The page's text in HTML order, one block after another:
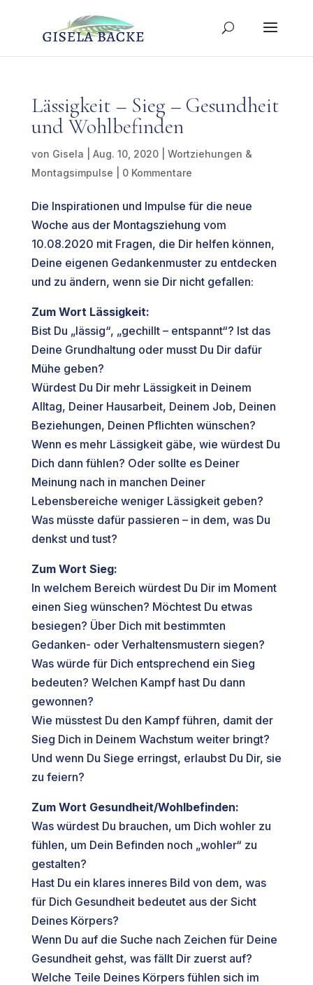
Lässigkeit – Sieg – Gesundheit
und Wohlbefinden
von Gisela Aug. 10, 2020| Wortziehungen &
Montagsimpulse
0 Kommentare
Die Inspirationen und Impulse für die neue
Woche aus der Montagsziehung vom
10.08.2020 mit Fragen, die Dir helfen können,
Deine eigenen Gedankenmuster zu entdecken
und zu ändern, wenn sie Dir nicht gefallen:
Zum Wort Lässigkeit:
Bist Du „lässig“, „gechillt – entspannt“? Ist das
Deine Grundhaltung oder musst Du Dir dafür
Mühe geben?
Würdest Du Dir mehr Lässigkeit in Deinem
Alltag, Deiner Hausarbeit, Deinem Job, Deinen
Beziehungen, Deinen Pflichten wünschen?
Wenn es mehr Lässigkeit gäbe, wie würdest Du
Dich dann fühlen? Oder sollte es Deiner
Meinung nach in manchen Deiner
Lebensbereiche weniger Lässigkeit geben?
Was müsste dafür passieren – in dem, was Du
denkst und tust?
Zum Wort Sieg:
In welchem Bereich würdest Du Dir im Moment
einen Sieg wünschen? Möchtest Du etwas
besiegen? Über Dich mit bestimmten
Gedanken- oder Verhaltensmustern siegen?
Was würde für Dich entsprechend ein Sieg
bedeuten? Welchen Kampf hast Du dann
gewonnen?
Wie müsstest Du den Kampf führen, damit der
Sieg Dich in Deinem Wachstum weiter bringt?
Und wenn Du Siege erringst, erlaubst Du Dir, sie
zu feiern?
Zum Wort Gesundheit/Wohlbefinden:
Was würdest Du brauchen, um Dich wohler zu
fühlen, um Dein Befinden noch „wohler“ zu
gestalten?
Hast Du ein klares inneres Bild von dem, was
für Dich Gesundheit bedeutet aus der Sicht
Deines Körpers?
Wenn Du auf die Suche nach Zeichen für Deine
Gesundheit gehst, was fällt Dir zuerst auf?
Welche Teile Deines Körpers fühlen sich im